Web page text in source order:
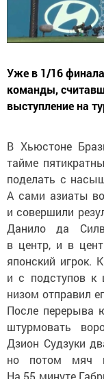
Уже в 1/16
команды,
выступление на
В Хьюстоне
тайме
поделать с
А сами азиаты
и совершили
Данило да
в центр, и в
японский игрок.
и с подступов к
низом отправил
После перерыва
штурмовать
Дзион Судзуки
но
потом мяч
На 55 минуте